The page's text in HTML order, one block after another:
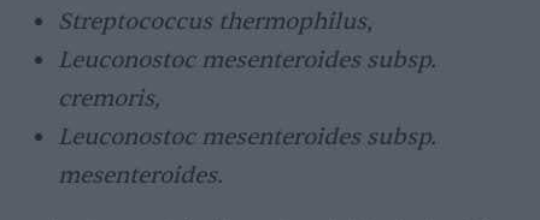
Streptococcus thermophilus,
Leuconostoc mesenteroides subsp.
cremoris,
Leuconostoc mesenteroides subsp.
mesenteroides.